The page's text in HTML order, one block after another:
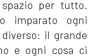
spazio per tutto.
imparato ogni
il grande
e ogni cosa ci